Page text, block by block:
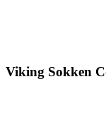
Viking Sokken